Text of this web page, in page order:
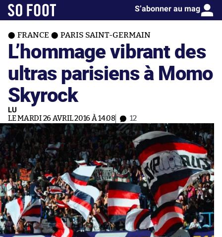
S’abonner au mag
FRANCE PARIS SAINT-GERMAIN
L’hommage vibrant des
ultras parisiens à Momo
Skyrock
LU
LE MARDI 26 AVRIL 2016 À 14:08 12